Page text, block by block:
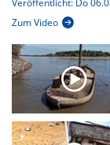
Veröffentlicht: Do
Zum Video